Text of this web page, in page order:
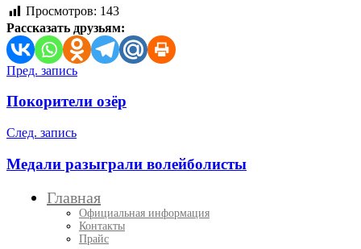
Просмотров: 143
Рассказать друзьям:
Навигация
по
записям
Пред. запись
Покорители озёр
След. запись
Медали разыграли волейболисты
Главная
Официальная информация
Контакты
Прайс